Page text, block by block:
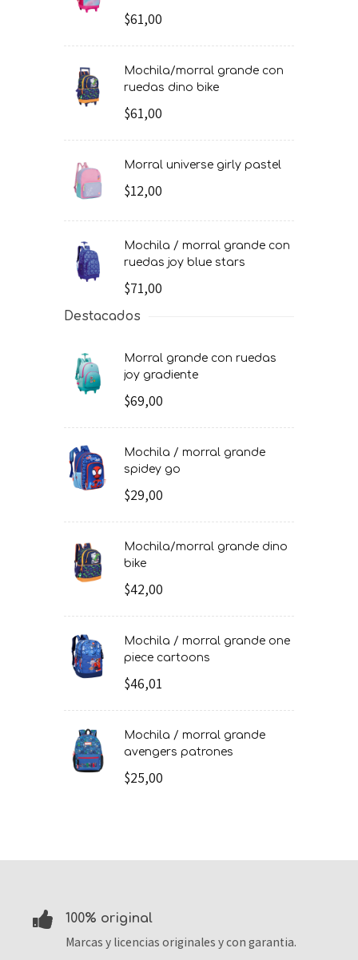
$61,00
mochila/morral grande con
ruedas dino bike
$61,00
morral universe girly pastel
$12,00
mochila / morral grande con
ruedas joy blue stars
$71,00
Destacados
morral grande con ruedas
joy gradiente
$69,00
mochila / morral grande
spidey go
$29,00
mochila/morral grande dino
bike
$42,00
mochila / morral grande one
piece cartoons
$46,01
mochila / morral grande
avengers patrones
$25,00
100% original
Marcas y licencias originales y con garantia.